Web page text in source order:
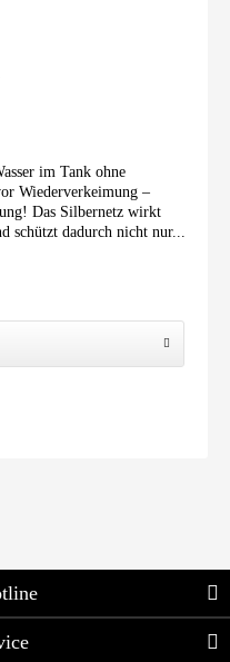
im Tank ohne
Wiederverkeimung –
Das Silbernetz wirkt
schützt dadurch nicht nur...